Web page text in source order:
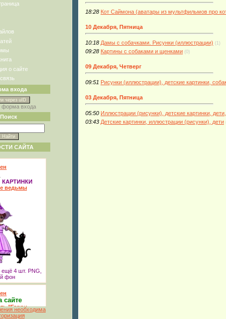
о сайте
входа
через uID
форма входа
Поиск
САЙТА
необходима
18:28 Кот Саймона (аватары из мультфильмов про
10 Декабря, Пятница
10:18 Дамы с собачками. Рисунки (иллюстрации) (1)
09:28 Картины с собаками и щенками (0)
09 Декабря, Четверг
09:51 Рисунки (иллюстрации), детские картинки,
03 Декабря, Пятница
05:50 Иллюстрации (рисунки), детские картинки,
03:43 Детские картинки, иллюстрации (рисунки), дети